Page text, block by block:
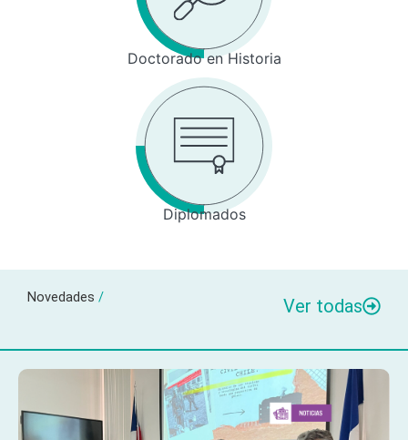
Doctorado en Historia
Diplomados
Novedades / Ver todas